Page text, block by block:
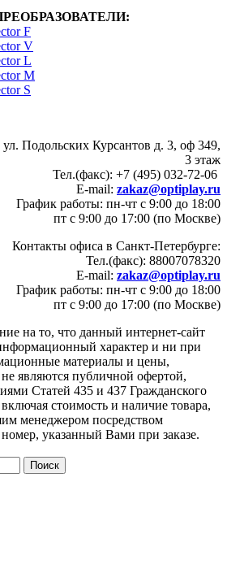
F
V
L
M
S
Подольских Курсантов д. 3, оф 349,
3 этаж
Тел.(факс): +7 (495) 032-72-06
E-mail: zakaz@optiplay.ru
График работы: пн-чт с 9:00 до 18:00
пт с 9:00 до 17:00 (по Москве)
Контакты офиса в Санкт-Петербурге:
Тел.(факс): 88007078320
E-mail: zakaz@optiplay.ru
График работы: пн-чт с 9:00 до 18:00
пт с 9:00 до 17:00 (по Москве)
на то, что данный интернет-сайт
характер и ни при
материалы и цены,
являются публичной офертой,
Статей 435 и 437 Гражданского
стоимость и наличие товара,
менеджером посредством
указанный Вами при заказе.
Поиск